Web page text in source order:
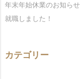
年末年始休業のお知らせ
就職しました！
カテゴリー